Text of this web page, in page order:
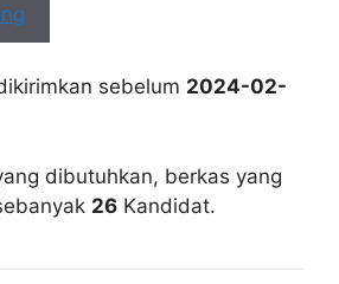
sebelum 2024-02-
dibutuhkan, berkas yang
26 Kandidat.